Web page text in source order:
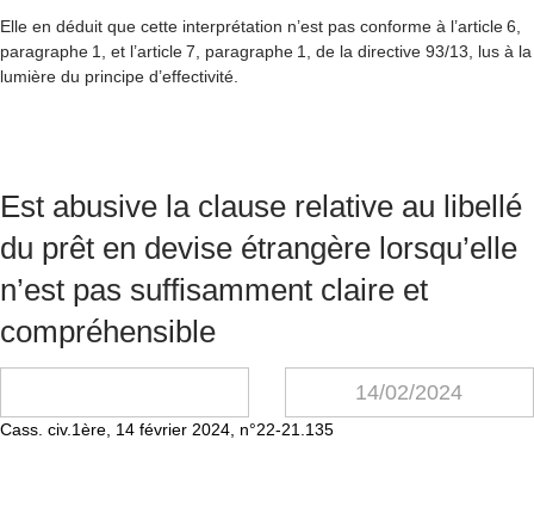
Elle en déduit que cette interprétation n’est pas conforme à l’article 6,
paragraphe 1, et l’article 7, paragraphe 1, de la directive 93/13, lus à la
lumière du principe d’effectivité.
Est abusive la clause relative au libellé
du prêt en devise étrangère lorsqu’elle
n’est pas suffisamment claire et
compréhensible
14/02/2024
Cass. civ.1ère, 14 février 2024, n°22-21.135